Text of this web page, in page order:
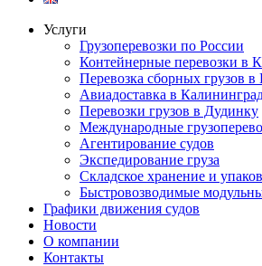
Услуги
Грузоперевозки по России
Контейнерные перевозки в
Перевозка сборных грузов
Авиадоставка в
Перевозки грузов в Дудинку
Международные
Агентирование судов
Экспедирование груза
Складское хранение и
Быстровозводимые
Графики движения судов
Новости
О компании
Контакты